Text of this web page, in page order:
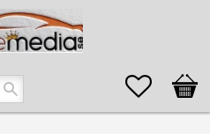
Favoriter